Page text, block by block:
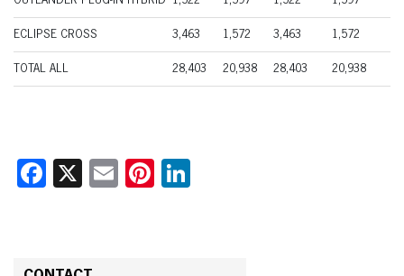
ECLIPSE CROSS 3,463 1,572 3,463 1,572
TOTAL ALL 28,403 20,938 28,403 20,938
Facebook
X EmailPinterest